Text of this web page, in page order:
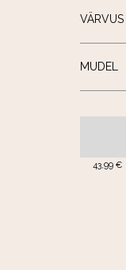
VÄRVUS
MUDEL
43,99 €